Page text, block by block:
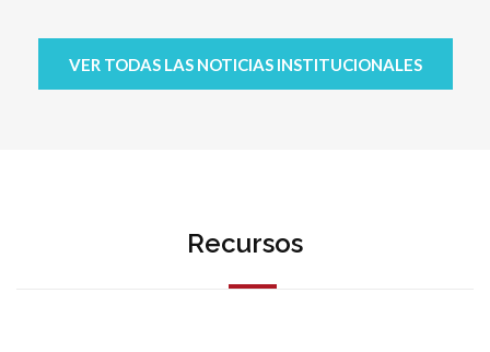
VER TODAS LAS NOTICIAS INSTITUCIONALES
Recursos